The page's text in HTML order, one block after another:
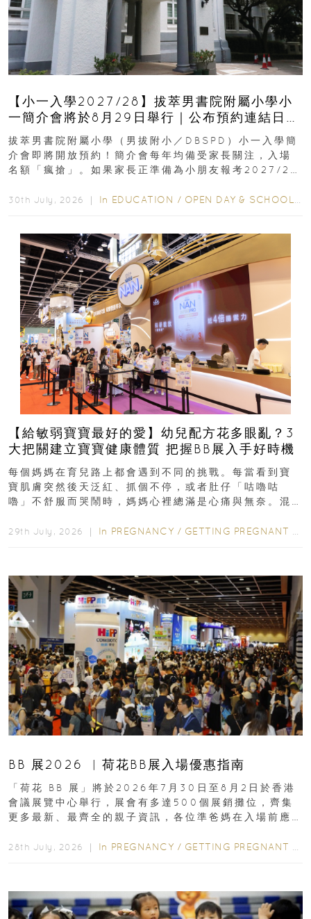
【小一入學2027/28】拔萃男書院附屬小學小
一簡介會將於8月29日舉行｜公布預約連結日期
｜更設有網上重溫
拔萃男書院附屬小學（男拔附小／DBSPD）小一入學簡
介會即將開放預約！簡介會每年均備受家長關注，入場
名額「瘋搶」。如果家長正準備為小朋友報考2027/28
30th July, 2026 ｜ In EDUCATION / OPEN DAY & SCHOOL EVENTS
【給敏弱寶寶最好的愛】幼兒配方花多眼亂？3
大把關建立寶寶健康體質 把握BB展入手好時機
每個媽媽在育兒路上都會遇到不同的挑戰。每當看到寶
寶肌膚突然後天泛紅、抓個不停，或者肚仔「咕嚕咕
嚕」不舒服而哭鬧時，媽媽心裡總滿是心痛與無奈。混
29th July, 2026 ｜ In PREGNANCY / GETTING PREGNANT
BB 展2026 ︳荷花BB展入場優惠指南
「荷花 BB 展」將於2026年7月30日至8月2日於香港
會議展覽中心舉行，展會有多達500個展銷攤位，齊集
更多最新、最齊全的親子資訊，各位準爸媽在入場前應
28th July, 2026 ｜ In PREGNANCY / GETTING PREGNANT